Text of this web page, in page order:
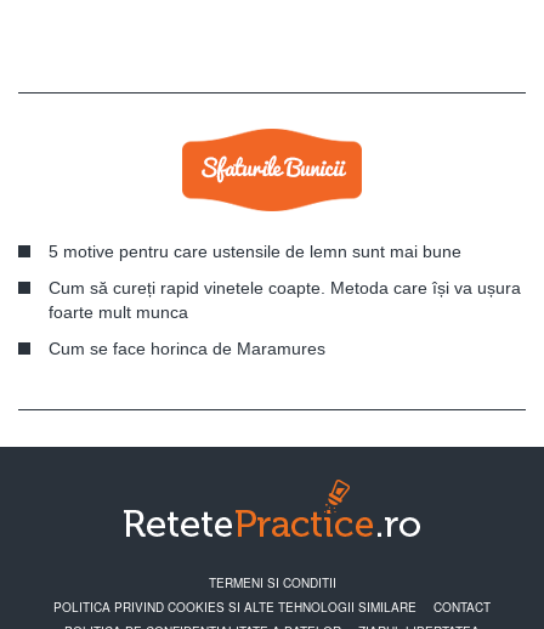
5 motive pentru care ustensile de lemn sunt mai bune
Cum să cureți rapid vinetele coapte. Metoda care își va ușura
foarte mult munca
Cum se face horinca de Maramures
TERMENI SI CONDITII
POLITICA PRIVIND COOKIES SI ALTE TEHNOLOGII SIMILARE
CONTACT